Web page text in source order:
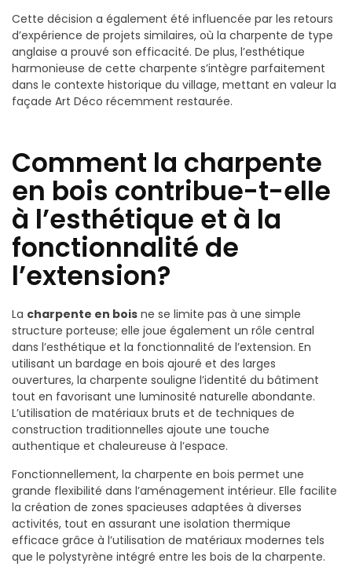
Cette décision a également été influencée par les retours
d’expérience de projets similaires, où la charpente de type
anglaise a prouvé son efficacité. De plus, l’esthétique
harmonieuse de cette charpente s’intègre parfaitement
dans le contexte historique du village, mettant en valeur la
façade Art Déco récemment restaurée.
Comment la charpente
en bois contribue-t-elle
à l’esthétique et à la
fonctionnalité de
l’extension?
La charpente en bois ne se limite pas à une simple
structure porteuse; elle joue également un rôle central
dans l’esthétique et la fonctionnalité de l’extension. En
utilisant un bardage en bois ajouré et des larges
ouvertures, la charpente souligne l’identité du bâtiment
tout en favorisant une luminosité naturelle abondante.
L’utilisation de matériaux bruts et de techniques de
construction traditionnelles ajoute une touche
authentique et chaleureuse à l’espace.
Fonctionnellement, la charpente en bois permet une
grande flexibilité dans l’aménagement intérieur. Elle facilite
la création de zones spacieuses adaptées à diverses
activités, tout en assurant une isolation thermique
efficace grâce à l’utilisation de matériaux modernes tels
que le polystyrène intégré entre les bois de la charpente.